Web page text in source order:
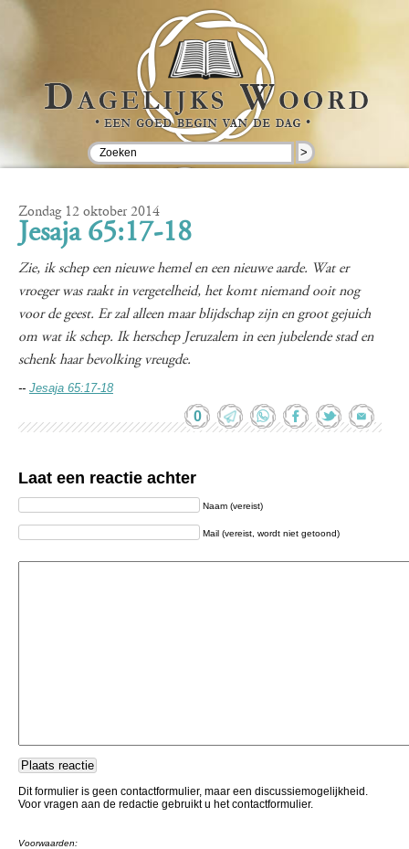
>
Zondag 12 oktober 2014
Jesaja 65:17-18
Zie, ik schep een nieuwe hemel en een nieuwe aarde. Wat er
vroeger was raakt in vergetelheid, het komt niemand ooit nog
voor de geest. Er zal alleen maar blijdschap zijn en groot gejuich
om wat ik schep. Ik herschep Jeruzalem in een jubelende stad en
schenk haar bevolking vreugde.
-- Jesaja 65:17-18
0
Laat een reactie achter
Naam (vereist)
Mail (vereist, wordt niet getoond)
Dit formulier is geen contactformulier, maar een discussiemogelijkheid.
Voor vragen aan de redactie gebruikt u het contactformulier.
Voorwaarden: